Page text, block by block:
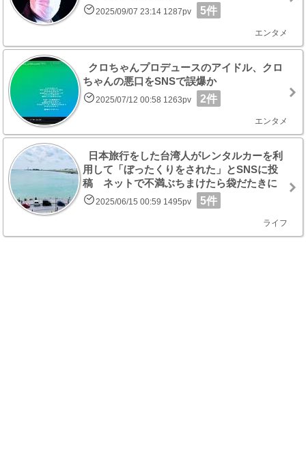
2025/09/07 23:14 1287pv 5件
エンタメ
クロちゃんプロデュースのアイドル、クロ
ちゃんの悪口をSNSで誤爆か
2025/07/12 00:58 1263pv 2件
エンタメ
日本旅行をした台湾人がレンタルカーを利
用して「ぼったくりをされた」とSNSに投
稿 ネットで不満ぶちまけたら袋だたきに
2025/06/15 00:59 1495pv 5件
ライフ